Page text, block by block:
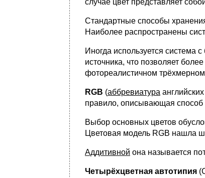
Стандартные способы
Наиболее распространены
Иногда используется система
источника, что позволяет
фотореалистичном
RGB (аббревиатура
правило, описывающая способ
Выбор основных цветов
Цветовая модель RGB нашла
Аддитивной она называется
Четырёхцветная автотипия